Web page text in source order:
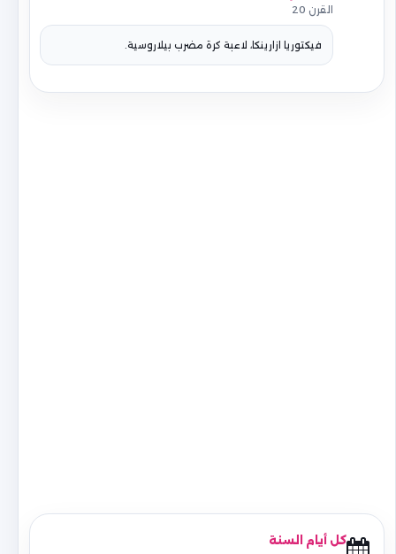
القرن 20
فيكتوريا ازارينكا، لاعبة كرة مضرب بيلاروسية.
كل أيام السنة